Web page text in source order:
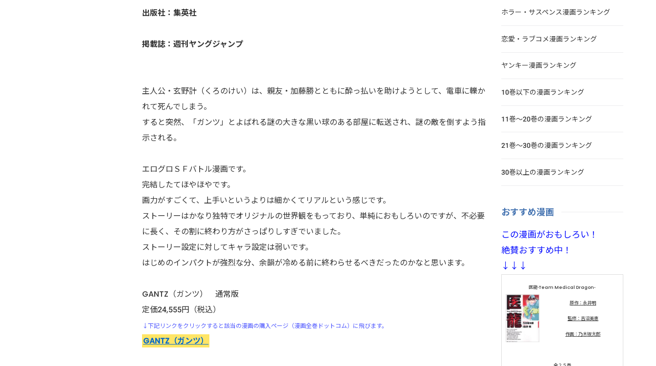
出版社：集英社
掲載誌：週刊ヤングジャンプ
主人公・玄野計（くろのけい）は、親友・加藤勝とともに酔っ払いを助けようとして、電車に轢か
れて死んでしまう。
すると突然、「ガンツ」とよばれる謎の大きな黒い球のある部屋に転送され、謎の敵を倒すよう指
示される。
エログロＳＦバトル漫画です。
完結したてほやほやです。
画力がすごくて、上手いというよりは細かくてリアルという感じです。
ストーリーはかなり独特でオリジナルの世界観をもっており、単純におもしろいのですが、不必要
に長く、その割に終わり方がさっぱりしすぎでいました。
ストーリー設定に対してキャラ設定は弱いです。
はじめのインパクトが強烈な分、余韻が冷める前に終わらせるべきだったのかなと思います。
GANTZ（ガンツ） 通常版
定価24,555円（税込）
↓下記リンクをクリックすると該当の漫画の購入ページ（漫画全巻ドットコム）に飛びます。
GANTZ（ガンツ）
ホラー・サスペンス漫画ランキング
恋愛・ラブコメ漫画ランキング
ヤンキー漫画ランキング
10巻以下の漫画ランキング
11巻～20巻の漫画ランキング
21巻～30巻の漫画ランキング
30巻以上の漫画ランキング
おすすめ漫画
この漫画がおもしろい！
絶賛おすすめ中！
↓↓↓
医龍-Team Medical Dragon-
原作：永井明
監修：吉沼美恵
作画：乃木坂太郎